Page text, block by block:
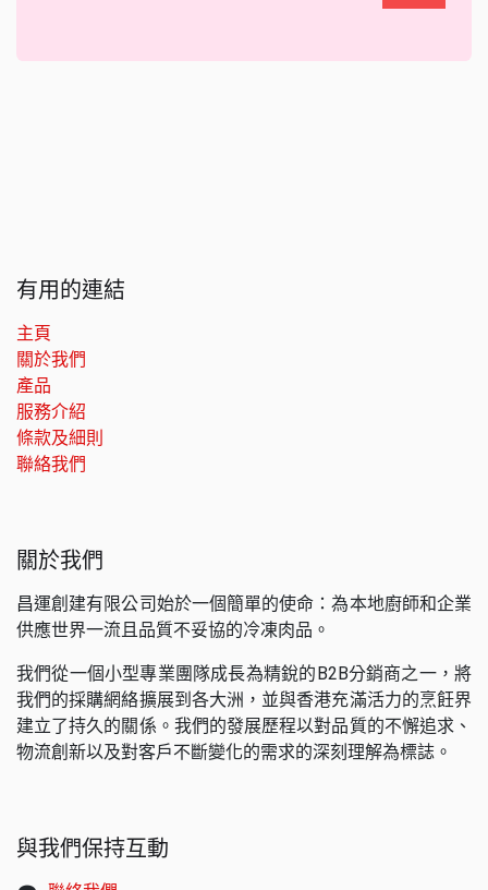
有用的連結
主頁
關於我們
產品
服務介紹
條款及細則
聯絡我們
關於我們
昌運創建有限公司始於一個簡單的使命：為本地廚師和企業
供應世界一流且品質不妥協的冷凍肉品。
我們從一個小型專業團隊成長為精銳的B2B分銷商之一，將
我們的採購網絡擴展到各大洲，並與香港充滿活力的烹飪界
建立了持久的關係。我們的發展歷程以對品質的不懈追求、
物流創新以及對客戶不斷變化的需求的深刻理解為標誌。
與我們保持互動